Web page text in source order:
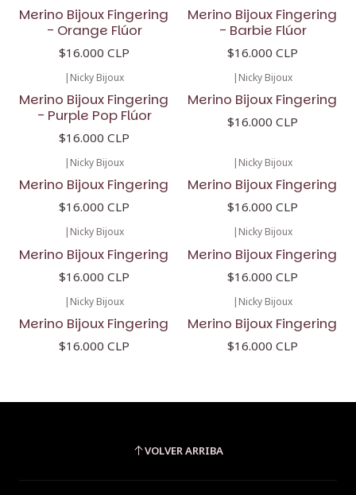
Merino Bijoux Fingering
- Orange Flúor
$16.000 CLP
Merino Bijoux Fingering
- Barbie Flúor
$16.000 CLP
| Nicky Bijoux
Merino Bijoux Fingering
- Purple Pop Flúor
$16.000 CLP
| Nicky Bijoux
Merino Bijoux Fingering
$16.000 CLP
| Nicky Bijoux
Merino Bijoux Fingering
$16.000 CLP
| Nicky Bijoux
Merino Bijoux Fingering
$16.000 CLP
Nicky Bijoux
Merino Bijoux Fingering
$16.000 CLP
Nicky Bijoux
Merino Bijoux Fingering
$16.000 CLP
| Nicky Bijoux
Merino Bijoux Fingering
$16.000 CLP
| Nicky Bijoux
Merino Bijoux Fingering
$16.000 CLP
VOLVER ARRIBA